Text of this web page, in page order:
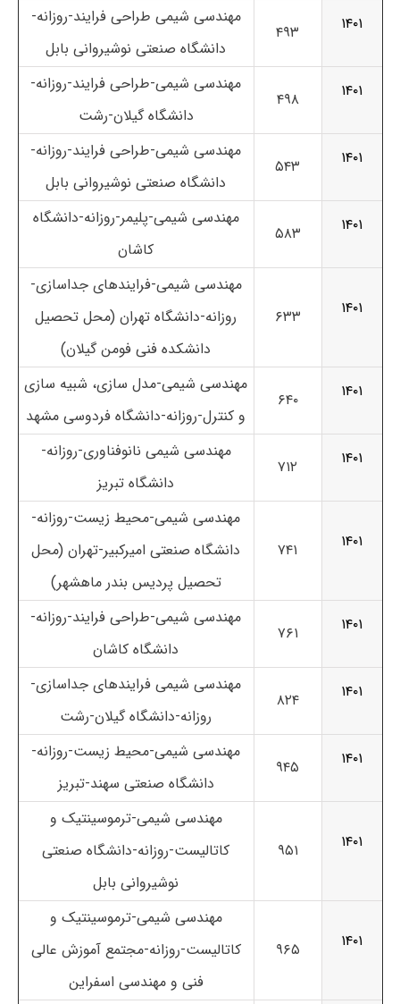
۱۴۰۱
۴۹۳
مهندسی شیمی طراحی فرایند-روزانه-
دانشگاه صنعتی نوشیروانی بابل
۱۴۰۱
۴۹۸
مهندسی شیمی-طراحی فرایند-روزانه-
دانشگاه گیلان-رشت
۱۴۰۱
۵۴۳
مهندسی شیمی-طراحی فرایند-روزانه-
دانشگاه صنعتی نوشیروانی بابل
۱۴۰۱
۵۸۳
مهندسی شیمی-پلیمر-روزانه-دانشگاه
کاشان
۱۴۰۱ ۶۳۳
مهندسی شیمی-فرایندهای جداسازی-
روزانه-دانشگاه تهران (محل تحصیل
دانشکده فنی فومن گیلان)
۱۴۰۱
۶۴۰
مهندسی شیمی-مدل سازی، شبیه سازی
و کنترل-روزانه-دانشگاه فردوسی مشهد
۱۴۰۱
۷۱۲
مهندسی شیمی نانوفناوری-روزانه-
دانشگاه تبریز
۱۴۰۱ ۷۴۱
مهندسی شیمی-محیط زیست-روزانه-
دانشگاه صنعتی امیرکبیر-تهران (محل
تحصیل پردیس بندر ماهشهر)
۱۴۰۱
۷۶۱
مهندسی شیمی-طراحی فرایند-روزانه-
دانشگاه کاشان
۱۴۰۱
۸۲۴
مهندسی شیمی فرایندهای جداسازی-
روزانه-دانشگاه گیلان-رشت
۱۴۰۱
۹۴۵
مهندسی شیمی-محیط زیست-روزانه-
دانشگاه صنعتی سهند-تبریز
۱۴۰۱ ۹۵۱
مهندسی شیمی-ترموسینتیک و
کاتالیست-روزانه-دانشگاه صنعتی
نوشیروانی بابل
۱۴۰۱ ۹۶۵
مهندسی شیمی-ترموسینتیک و
کاتالیست-روزانه-مجتمع آموزش عالی
فنی و مهندسی اسفراین